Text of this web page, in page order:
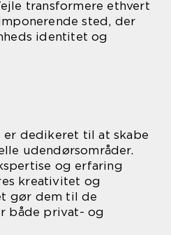
transformere ethvert
sted, der
identitet og
dedikeret til at skabe
udendørsområder.
og erfaring
kreativitet og
gør dem til de
både privat- og